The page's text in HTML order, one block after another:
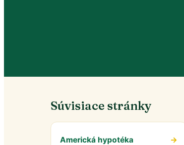
Súvisiace stránky
Americká hypotéka →